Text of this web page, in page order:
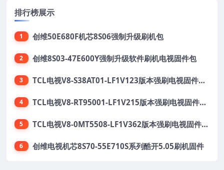
排行榜展示
1 创维50E680F机芯8S06强制升级刷机包
2 创维8S03-47E600Y强制升级软件刷机电视固件包
3 TCL电视V8-S38AT01-LF1V123版本强刷电视固件包下载
4 TCL电视V8-RT95001-LF1V215版本强刷电视固件包下载
5 TCL电视V8-0MT5508-LF1V362版本强刷电视固件包下载
6 创维电视机芯8S70-55E710S系列酷开5.05刷机固件